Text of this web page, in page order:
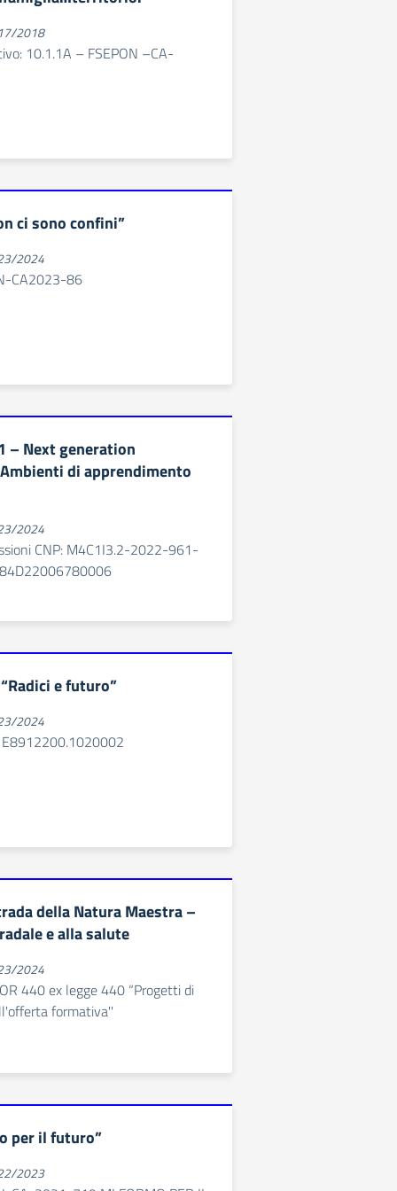
2018
10.1.1A – FSEPON –CA-
ci sono confini”
2024
CA2023-86
– Next generation
di apprendimento
2024
CNP: M4C1I3.2-2022-961-
e futuro”
2024
E8912200.1020002
della Natura Maestra –
e alla salute
2024
440 ex legge 440 “Progetti di
formativa''
per il futuro”
2023